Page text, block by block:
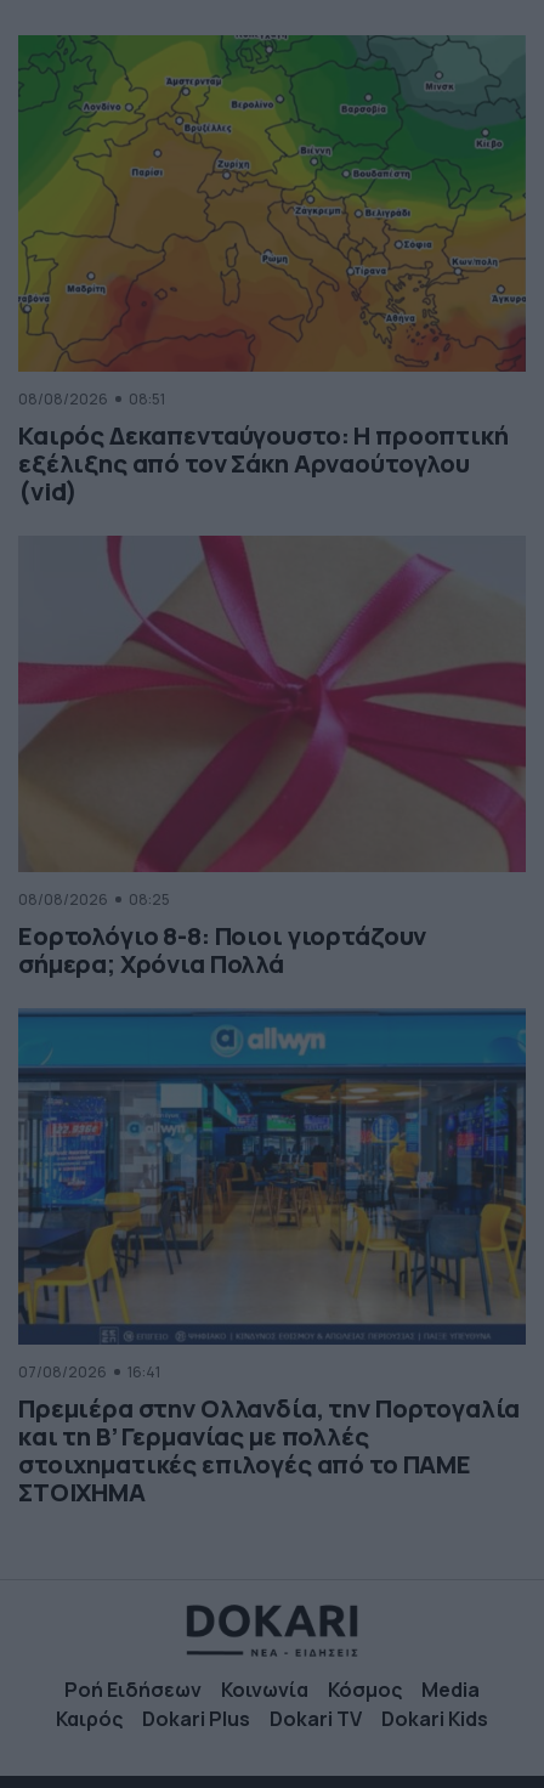
08/08/2026 08:51
Καιρός Δεκαπενταύγουστο: Η προοπτική
εξέλιξης από τον Σάκη Αρναούτογλου
(vid)
08/08/2026 08:25
Εορτολόγιο 8-8: Ποιοι γιορτάζουν
σήμερα; Χρόνια Πολλά
07/08/2026 16:41
Πρεμιέρα στην Ολλανδία, την Πορτογαλία
και τη Β’ Γερμανίας με πολλές
στοιχηματικές επιλογές από το ΠΑΜΕ
ΣΤΟΙΧΗΜΑ
Ροή Ειδήσεων Κοινωνία Κόσμος
Media
Καιρός
Dokari Plus Dokari TV Dokari Kids